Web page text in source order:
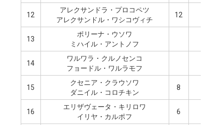
12
アレクサンドラ・プロコペツ
アレクサンドル・ワシコヴィチ
12
13
ポリーナ・ウソワ
ミハイル・アントノフ
14
ワルワラ・クルノセンコ
フョードル・ワルラモフ
15
クセニア・クラウソワ
ダニイル・コロチキン
8
16
エリザヴェータ・キリロワ
イリヤ・カルポフ
6